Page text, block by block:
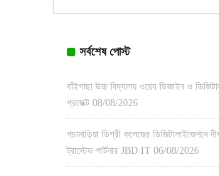
সর্বশেষ পোস্ট
বাঁইগাছা উচ্চ বিদ্যালয় ওয়েব ডিজাইন ও
প্রজেক্ট 08/08/2026
পচামাড়িয়া ডিগ্রী কলেজের ডিজিটালাইজেশনে
ট্রাস্টেড পার্টনার JBD IT 06/08/2026